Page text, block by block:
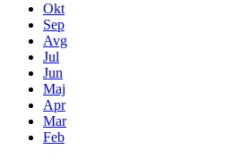
Okt
Sep
Avg
Jul
Jun
Maj
Apr
Mar
Feb